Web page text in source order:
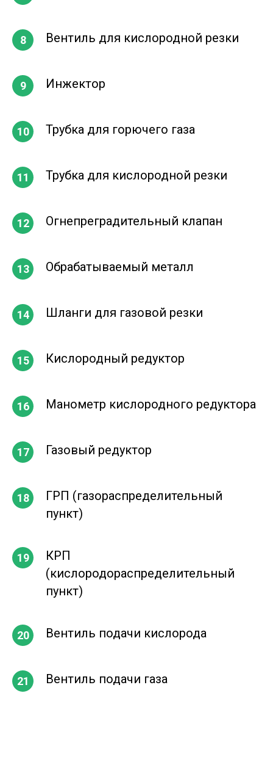
Вентиль для кислородной резки
Инжектор
Трубка для горючего газа
Трубка для кислородной резки
Огнепреградительный клапан
Обрабатываемый металл
Шланги для газовой резки
Кислородный редуктор
Манометр кислородного редуктора
Газовый редуктор
ГРП (газораспределительный
пункт)
КРП
(кислородораспределительный
пункт)
Вентиль подачи кислорода
Вентиль подачи газа